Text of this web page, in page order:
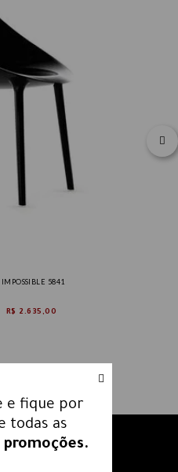
5841
R$ 2.635,00
e-mails e fique
e fique por
todas as
promoções.